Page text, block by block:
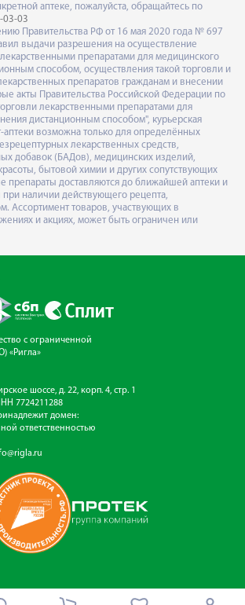
аптеке, пожалуйста, обращайтесь по
03-03
Правительства РФ от 16 мая 2020 года № 697
выдачи разрешения на осуществление
препаратами для медицинского
способом, осуществления такой торговли и
препаратов гражданам и внесении
акты Правительства Российской Федерации по
лекарственными препаратами для
дистанционным способом", курьерская
аптеки возможна только для определённых
лекарственных средств,
добавок (БАДов), медицинских изделий,
бытовой химии и других сопутствующих
препараты доставляются до ближайшей аптеки и
наличии действующего рецепта,
Ассортимент товаров, участвующих в
и акциях, может быть ограничен или
с ограниченной
«Ригла»
шоссе, д. 22, корп. 4, стр. 1
7724211288
домен:
ответственностью